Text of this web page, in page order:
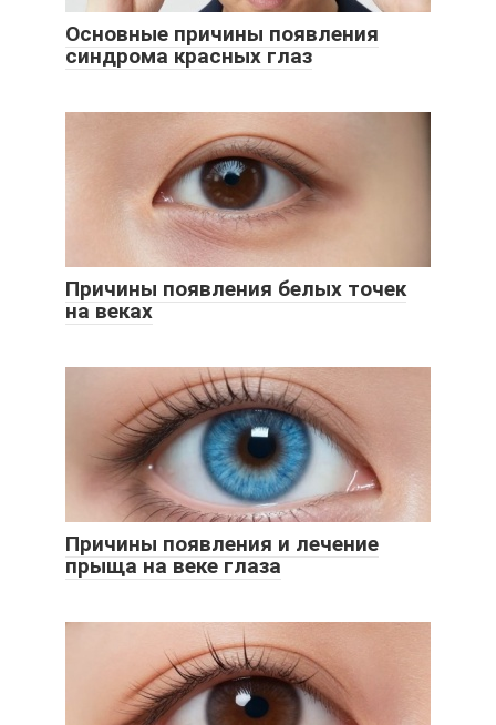
Основные причины появления
синдрома красных глаз
Причины появления белых точек
на веках
Причины появления и лечение
прыща на веке глаза